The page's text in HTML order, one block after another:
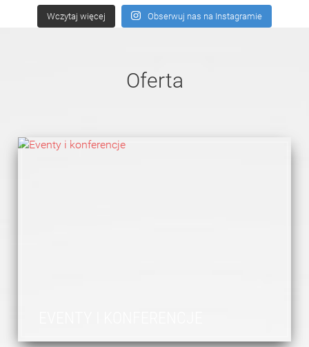
Wczytaj więcej Obserwuj nas na Instagramie
Oferta